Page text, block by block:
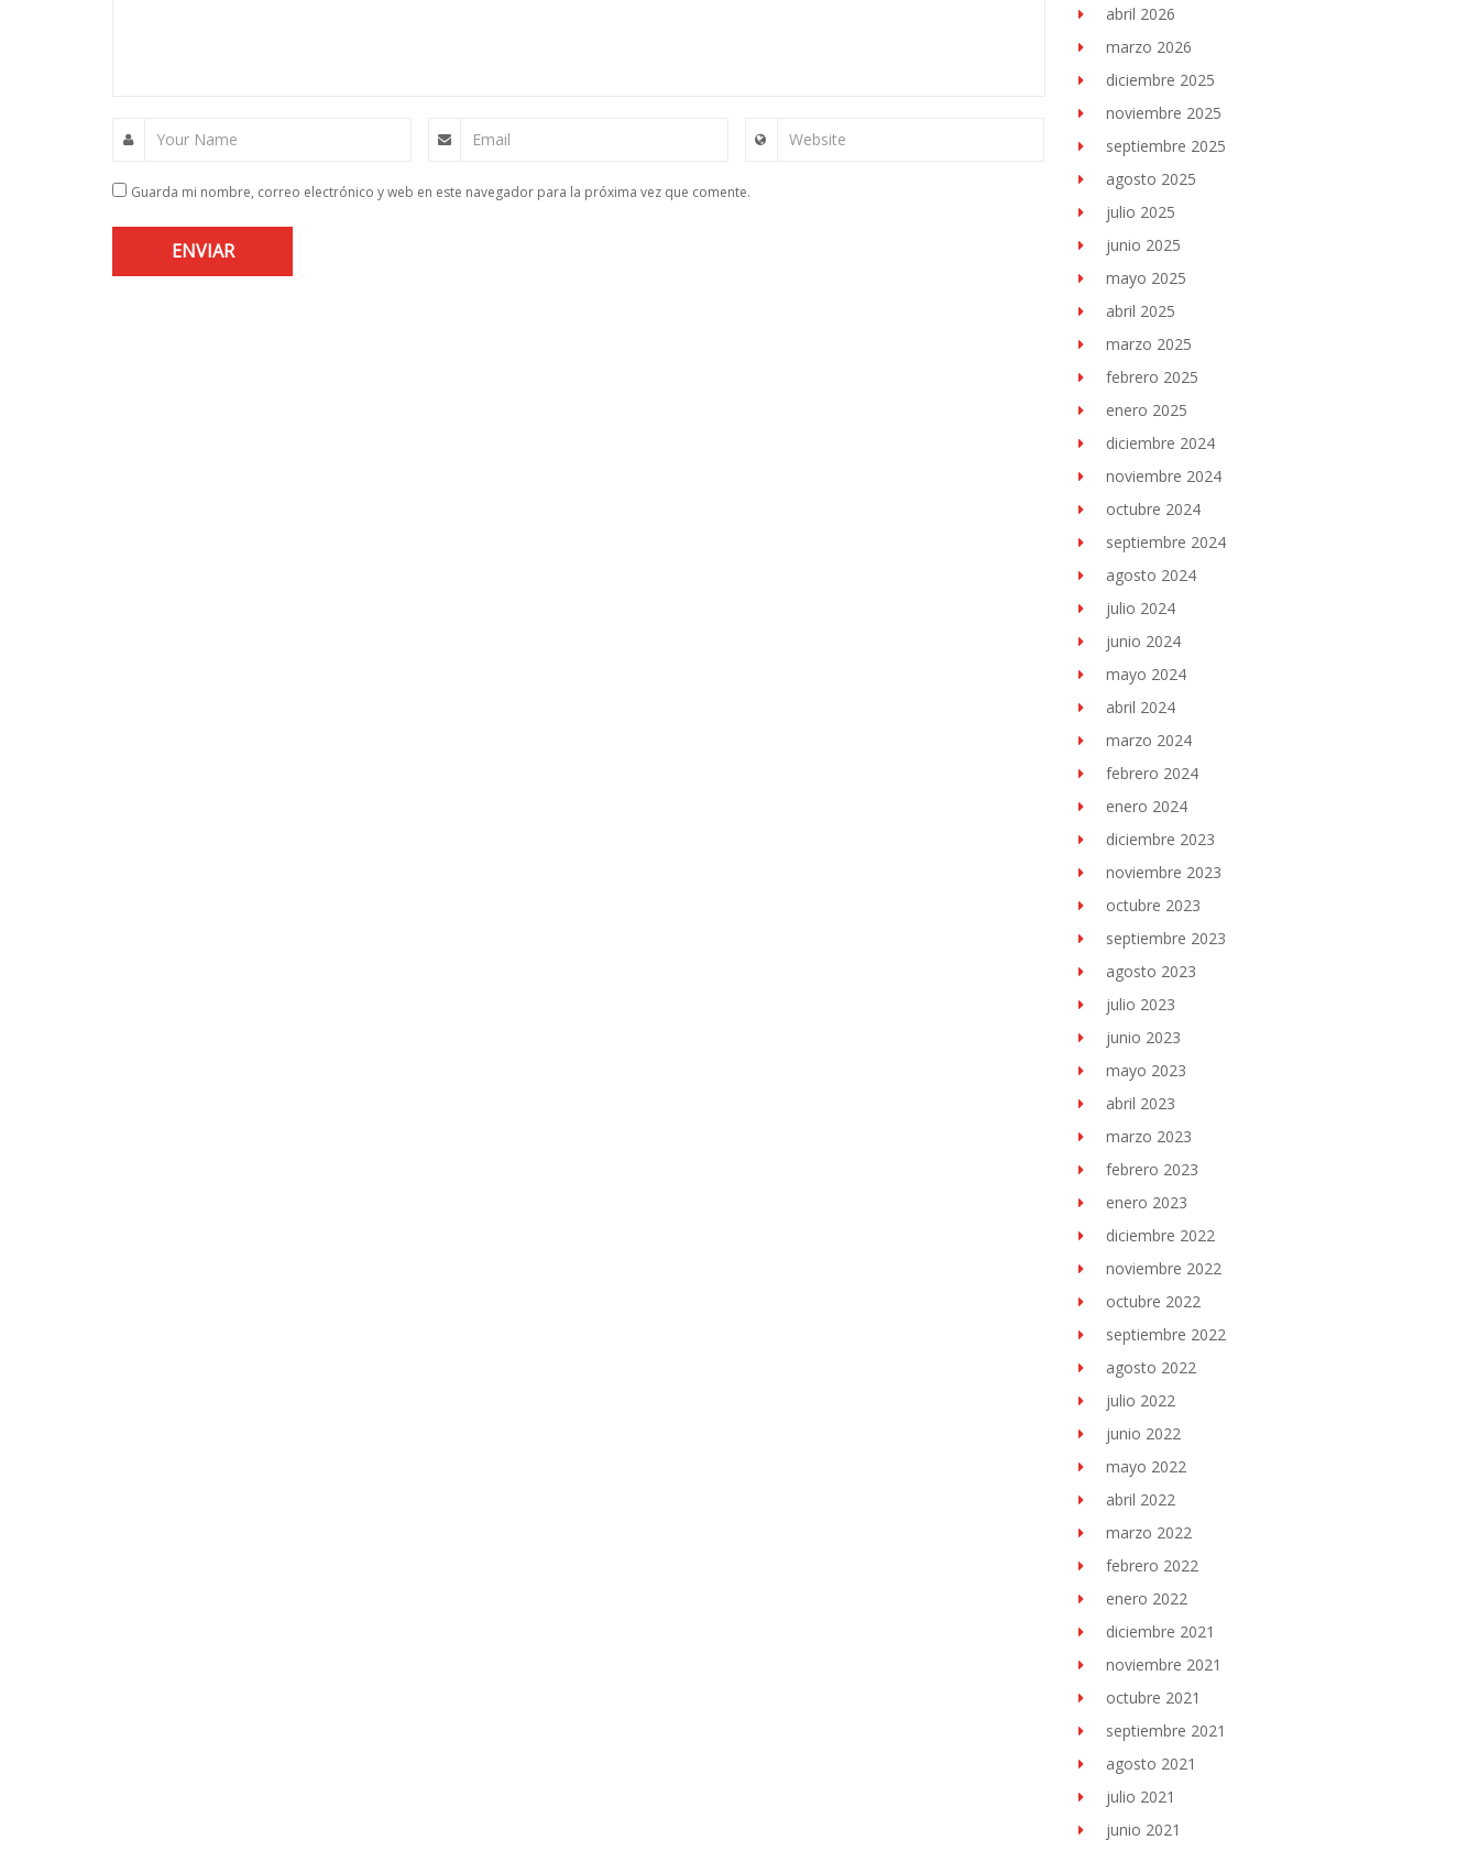
Your Name Email Website
Guarda mi nombre, correo electrónico y web en este navegador para la próxima vez que comente.
abril 2026
marzo 2026
diciembre 2025
noviembre 2025
septiembre 2025
agosto 2025
julio 2025
junio 2025
mayo 2025
abril 2025
marzo 2025
febrero 2025
enero 2025
diciembre 2024
noviembre 2024
octubre 2024
septiembre 2024
agosto 2024
julio 2024
junio 2024
mayo 2024
abril 2024
marzo 2024
febrero 2024
enero 2024
diciembre 2023
noviembre 2023
octubre 2023
septiembre 2023
agosto 2023
julio 2023
junio 2023
mayo 2023
abril 2023
marzo 2023
febrero 2023
enero 2023
diciembre 2022
noviembre 2022
octubre 2022
septiembre 2022
agosto 2022
julio 2022
junio 2022
mayo 2022
abril 2022
marzo 2022
febrero 2022
enero 2022
diciembre 2021
noviembre 2021
octubre 2021
septiembre 2021
agosto 2021
julio 2021
junio 2021